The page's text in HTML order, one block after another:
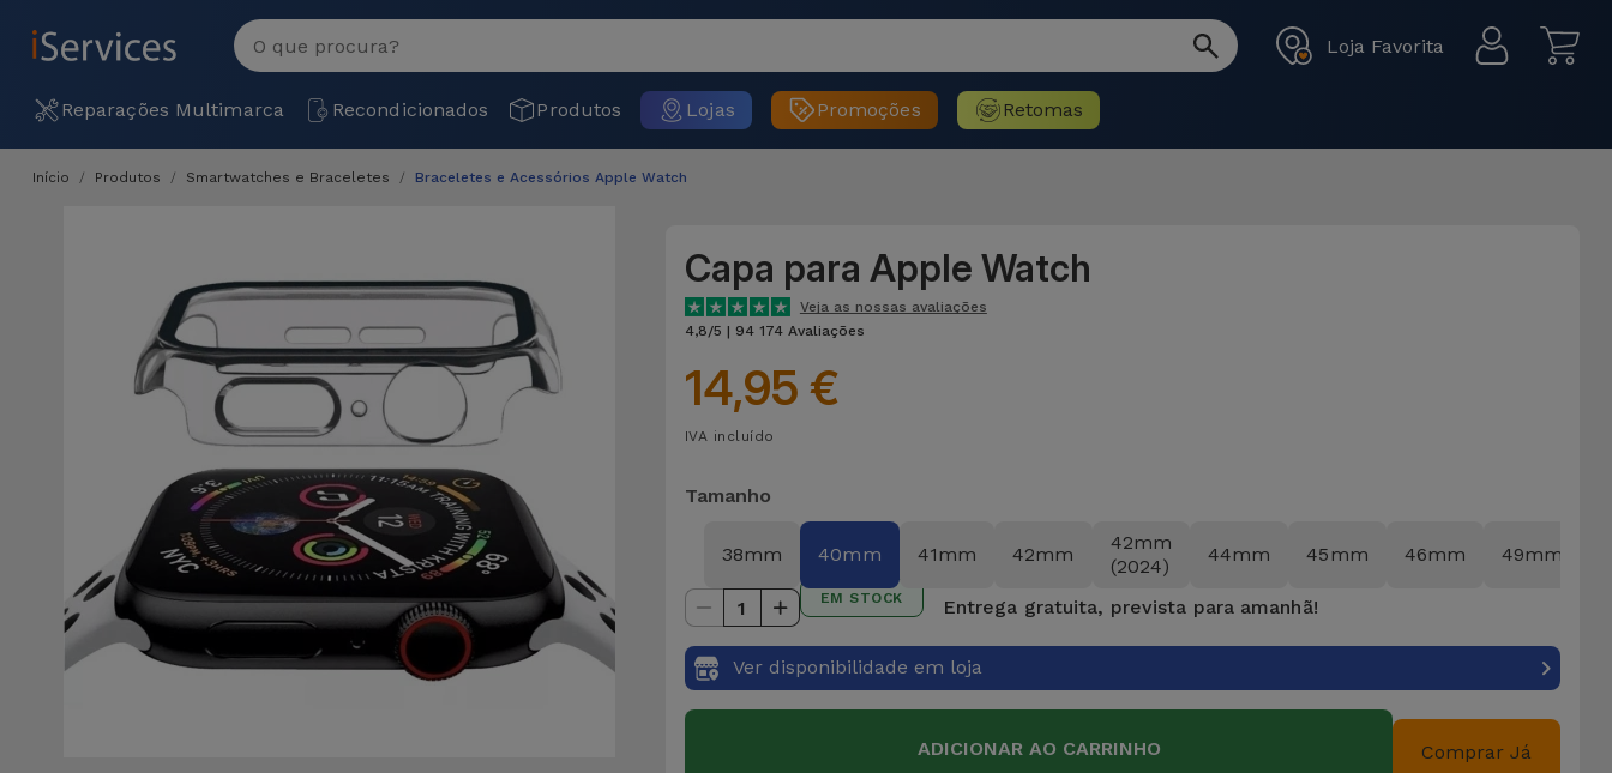
Loja Favorita
Reparações Multimarca Recondicionados Produtos Lojas Promoções Retomas
MENU
Ver
Início Produtos Smartwatches e Braceletes Braceletes e Acessórios Apple Watch
Capa para Apple Watch
Veja as nossas avaliações
4,8/5 | 94 174 Avaliações
14,95 €
IVA incluído
Tamanho
38mm 40mm 41mm 42mm
42mm
(2024)
44mm 45mm 46mm 49mm
1 EM STOCK Entrega gratuita, prevista para amanhã!
Ver disponibilidade em loja
ADICIONAR AO CARRINHO Comprar Já